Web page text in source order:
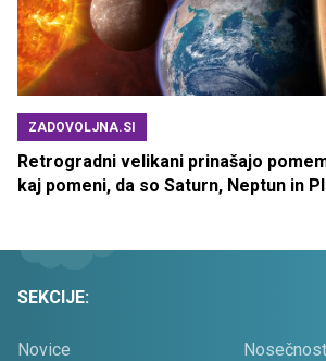
ZADOVOLJNA.SI
Retrogradni velikani prinašajo
kaj pomeni, da so Saturn, Neptun in
SEKCIJE:
Novice Nosečnost